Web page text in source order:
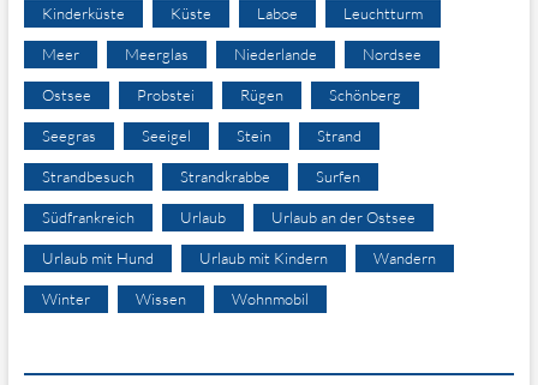
Kinderküste Küste Laboe Leuchtturm
Meer Meerglas Niederlande Nordsee
Ostsee Probstei Rügen Schönberg
Seegras Seeigel Stein Strand
Strandbesuch Strandkrabbe Surfen
Südfrankreich Urlaub Urlaub an der Ostsee
Urlaub mit Hund Urlaub mit Kindern Wandern
Winter Wissen Wohnmobil